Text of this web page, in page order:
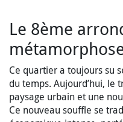
Le 8ème
Ce quartier a toujours su
du temps. Aujourd’hui, le
paysage urbain et une
Ce nouveau souffle se